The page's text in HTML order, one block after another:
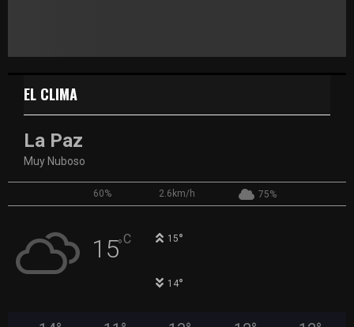
EL CLIMA
La Paz
Muy Nuboso
60% 2.6km/h 75%
15°C 15°
14°